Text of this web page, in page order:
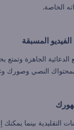
الخاصة.
المسبقة
الجاهزة وتمتع
النصي وصورك
التقليدية بينما